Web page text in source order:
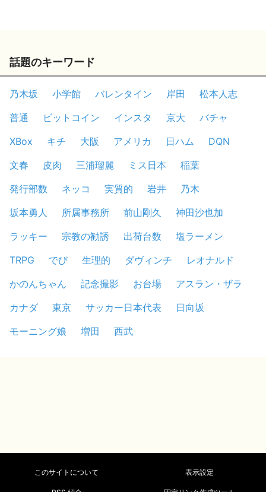
話題のキーワード
乃木坂 小学館 バレンタイン 岸田
松本人志
普通
ビットコイン インスタ 京大
バチャ
XBox
キチ 大阪 アメリカ 日ハム
DQN
文春
皮肉 三浦瑠麗 ミス日本
稲葉
発行部数
ネッコ 実質的 岩井
乃木
坂本勇人
所属事務所 前山剛久
神田沙也加
ラッキー
宗教の勧誘 出荷台数
塩ラーメン
TRPG
でび 生理的 ダヴィンチ
レオナルド
かのんちゃん
記念撮影 お台場
アスラン・ザラ
カナダ
東京 サッカー日本代表
日向坂
モーニング娘
増田 西武
このサイトについて 表示設定